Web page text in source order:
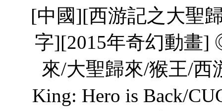
[中國][西游記之大聖
字][2015年奇幻動
來/大聖歸來/猴王/
King: Hero is Back/